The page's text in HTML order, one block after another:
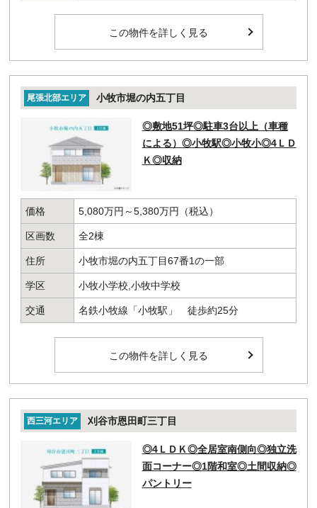
この物件を詳しく見る
尾張北部エリア 小牧市堀の内五丁目
◎敷地51坪◎駐車3台以上（車種
による）◎小牧駅◎小牧小◎4ＬＤ
Ｋ◎収納
価格 5,080万円～5,380万円（税込）
区画数 全2棟
住所 小牧市堀の内五丁目67番1の一部
学区 小牧小学校,小牧中学校
交通 名鉄小牧線「小牧駅」 徒歩約25分
この物件を詳しく見る
西三河エリア 刈谷市恩田町三丁目
◎4ＬＤＫ◎全居室南側向◎独立洗
面コーナー◎1階和室◎土間収納◎
パントリー